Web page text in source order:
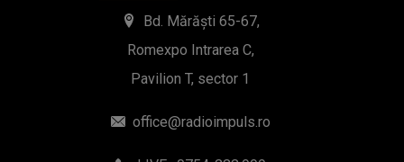
Bd. Mărăști 65-67,
Romexpo Intrarea C,
Pavilion T, sector 1
office@radioimpuls.ro